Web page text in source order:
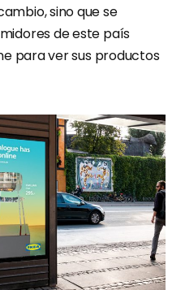
sino que se
de este país
para ver sus productos